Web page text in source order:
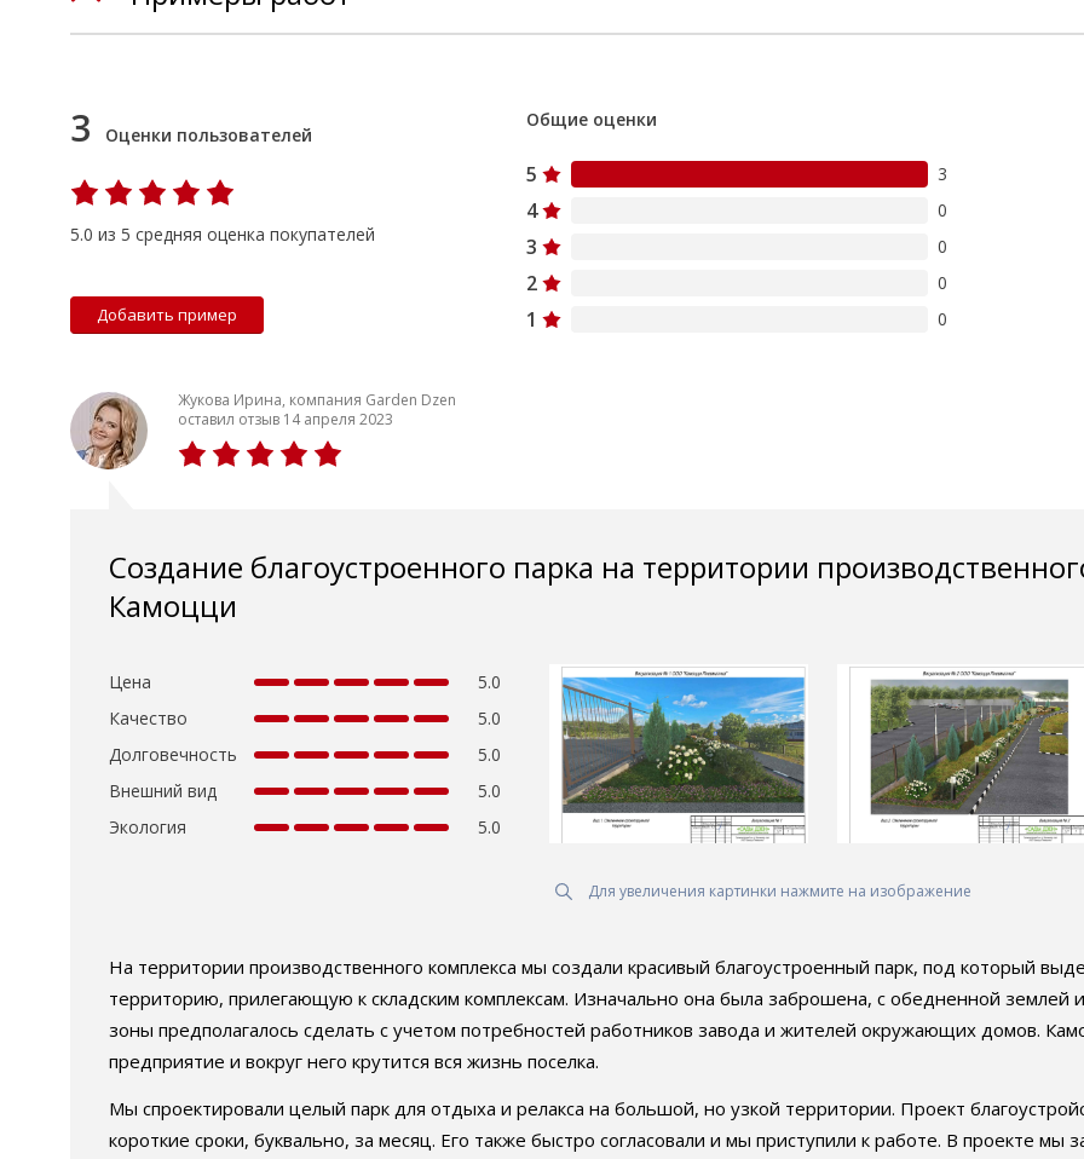
3 Оценки пользователей
5.0 из 5 средняя оценка покупателей
Добавить пример
Общие оценки
5 3
4 0
3 0
2 0
1 0
Жукова Ирина, компания Garden Dzen
оставил отзыв 14 апреля 2023
Создание благоустроенного парка на территории
Камоцци
Цена
5.0
Качество
5.0
Долговечность
5.0
Внешний вид
5.0
Экология
5.0
Для увеличения картинки нажмите на изображение
На территории производственного комплекса мы создали красивый благоустроенный парк, под который
территорию, прилегающую к складским комплексам. Изначально она была заброшена, с обедненной землей
зоны предполагалось сделать с учетом потребностей работников завода и жителей окружающих домов.
предприятие и вокруг него крутится вся жизнь поселка.
Мы спроектировали целый парк для отдыха и релакса на большой, но узкой территории. Проект
короткие сроки, буквально, за месяц. Его также быстро согласовали и мы приступили к работе. В проекте